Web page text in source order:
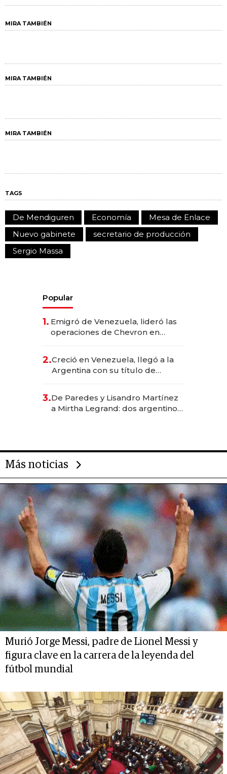
MIRA TAMBIÉN
MIRA TAMBIÉN
MIRA TAMBIÉN
TAGS
De Mendiguren Economía
Mesa de Enlace
Nuevo gabinete
secretario de producción
Sergio Massa
Popular
1. Emigró de Venezuela, lideró las
operaciones de Chevron en
2.Creció en Venezuela, llegó a la
Argentina con su título de
las marcas "fast premium"
3.De Paredes y Lisandro Martínez
a Mirtha Legrand: dos argentinos
Más noticias
Murió Jorge Messi, padre de Lionel Messi y
figura clave en la carrera de la leyenda del
fútbol mundial